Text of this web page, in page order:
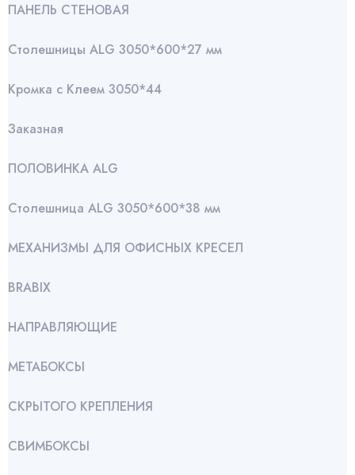
ПАНЕЛЬ СТЕНОВАЯ
Столешницы ALG 3050*600*27 мм
Кромка с Клеем 3050*44
Заказная
ПОЛОВИНКА ALG
Столешница ALG 3050*600*38 мм
МЕХАНИЗМЫ ДЛЯ ОФИСНЫХ КРЕСЕЛ
BRABIX
НАПРАВЛЯЮЩИЕ
МЕТАБОКСЫ
СКРЫТОГО КРЕПЛЕНИЯ
СВИМБОКСЫ